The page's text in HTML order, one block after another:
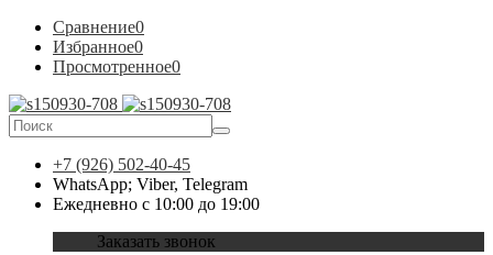
Сравнение0
Избранное0
Просмотренное0
+7 (926) 502-40-45
WhatsApp; Viber, Telegram
Ежедневно с 10:00 до 19:00
Заказать звонок